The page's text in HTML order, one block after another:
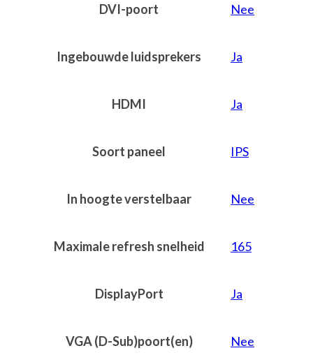
DVI-poort Nee
Ingebouwde luidsprekers Ja
HDMI Ja
Soort paneel IPS
In hoogte verstelbaar Nee
Maximale refresh snelheid 165
DisplayPort Ja
VGA (D-Sub)poort(en) Nee